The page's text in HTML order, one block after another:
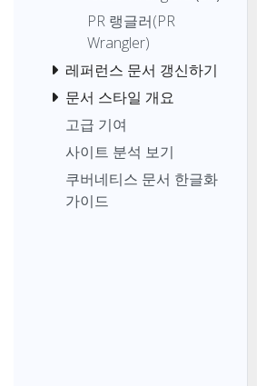
PR 랭글러(PR
Wrangler)
레퍼런스 문서 갱신하기
문서 스타일 개요
고급 기여
사이트 분석 보기
쿠버네티스 문서 한글화
가이드